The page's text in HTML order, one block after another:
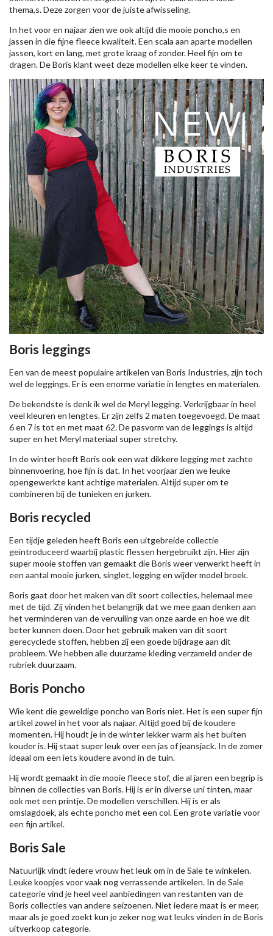
thema,s. Deze zorgen voor de juiste afwisseling.
In het voor en najaar zien we ook altijd die mooie poncho,s en
jassen in die fijne fleece kwaliteit. Een scala aan aparte modellen
jassen, kort en lang, met grote kraag of zonder. Heel fijn om te
dragen. De Boris klant weet deze modellen elke keer te vinden.
Boris leggings
Een van de meest populaire artikelen van Boris Industries, zijn toch
wel de leggings. Er is een enorme variatie in lengtes en materialen.
De bekendste is denk ik wel de Meryl legging. Verkrijgbaar in heel
veel kleuren en lengtes. Er zijn zelfs 2 maten toegevoegd. De maat
6 en 7 is tot en met maat 62. De pasvorm van de leggings is altijd
super en het Meryl materiaal super stretchy.
In de winter heeft Boris ook een wat dikkere legging met zachte
binnenvoering, hoe fijn is dat. In het voorjaar zien we leuke
opengewerkte kant achtige materialen. Altijd super om te
combineren bij de tunieken en jurken.
Boris recycled
Een tijdje geleden heeft Boris een uitgebreide collectie
geïntroduceerd waarbij plastic flessen hergebruikt zijn. Hier zijn
super mooie stoffen van gemaakt die Boris weer verwerkt heeft in
een aantal mooie jurken, singlet, legging en wijder model broek.
Boris gaat door het maken van dit soort collecties, helemaal mee
met de tijd. Zij vinden het belangrijk dat we mee gaan denken aan
het verminderen van de vervuiling van onze aarde en hoe we dit
beter kunnen doen. Door het gebruik maken van dit soort
gerecyclede stoffen, hebben zij een goede bijdrage aan dit
probleem. We hebben alleduurzame kledingverzameld onder de
rubriek duurzaam.
Boris Poncho
Wie kent die geweldige poncho van Boris niet. Het is een super fijn
artikel zowel in het voor als najaar. Altijd goed bij de koudere
momenten. Hij houdt je in de winter lekker warm als het buiten
kouder is. Hij staat super leuk over een jas of jeansjack. In de zomer
ideaal om een iets koudere avond in de tuin.
Hij wordt gemaakt in die mooie fleece stof, die al jaren een begrip is
binnen de collecties van Boris. Hij is er in diverse uni tinten, maar
ook met een printje. De modellen verschillen. Hij is er als
omslagdoek, als echte poncho met een col. Een grote variatie voor
een fijn artikel.
Boris Sale
Natuurlijk vindt iedere vrouw het leuk om in de Sale te winkelen.
Leuke koopjes voor vaak nog verrassende artikelen. In de Sale
categorie vind je heel veel aanbiedingen van restanten van de
Boris collecties van andere seizoenen. Niet iedere maat is er meer,
maar als je goed zoekt kun je zeker nog wat leuks vinden in de Boris
uitverkoop categorie.